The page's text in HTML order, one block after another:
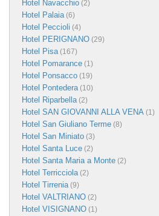
Hotel Navacchio (2)
Hotel Palaia(6)
Hotel Peccioli (4)
Hotel PERIGNANO (29)
Hotel Pisa(167)
Hotel Pomarance (1)
Hotel Ponsacco (19)
Hotel Pontedera(10)
Hotel Riparbella(2)
Hotel SAN GIOVANNI ALLA VENA (1)
Hotel San Giuliano Terme (8)
Hotel San Miniato (3)
Hotel Santa Luce (2)
Hotel Santa Maria a Monte (2)
Hotel Terricciola(2)
Hotel Tirrenia(9)
Hotel VALTRIANO (2)
Hotel VISIGNANO (1)